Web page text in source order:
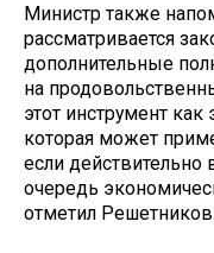
Министр также
рассматривается
дополнительные
на
этот инструмент
которая может
если
очередь
отметил Решетников.